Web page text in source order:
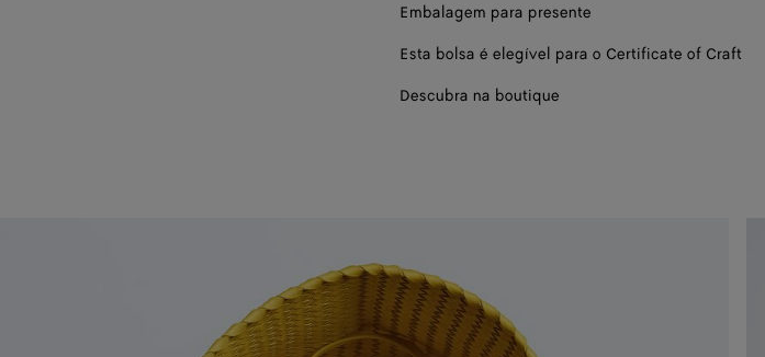
Embalagem para presente
Esta bolsa é elegível para o Certificate of Craft
Descubra na boutique